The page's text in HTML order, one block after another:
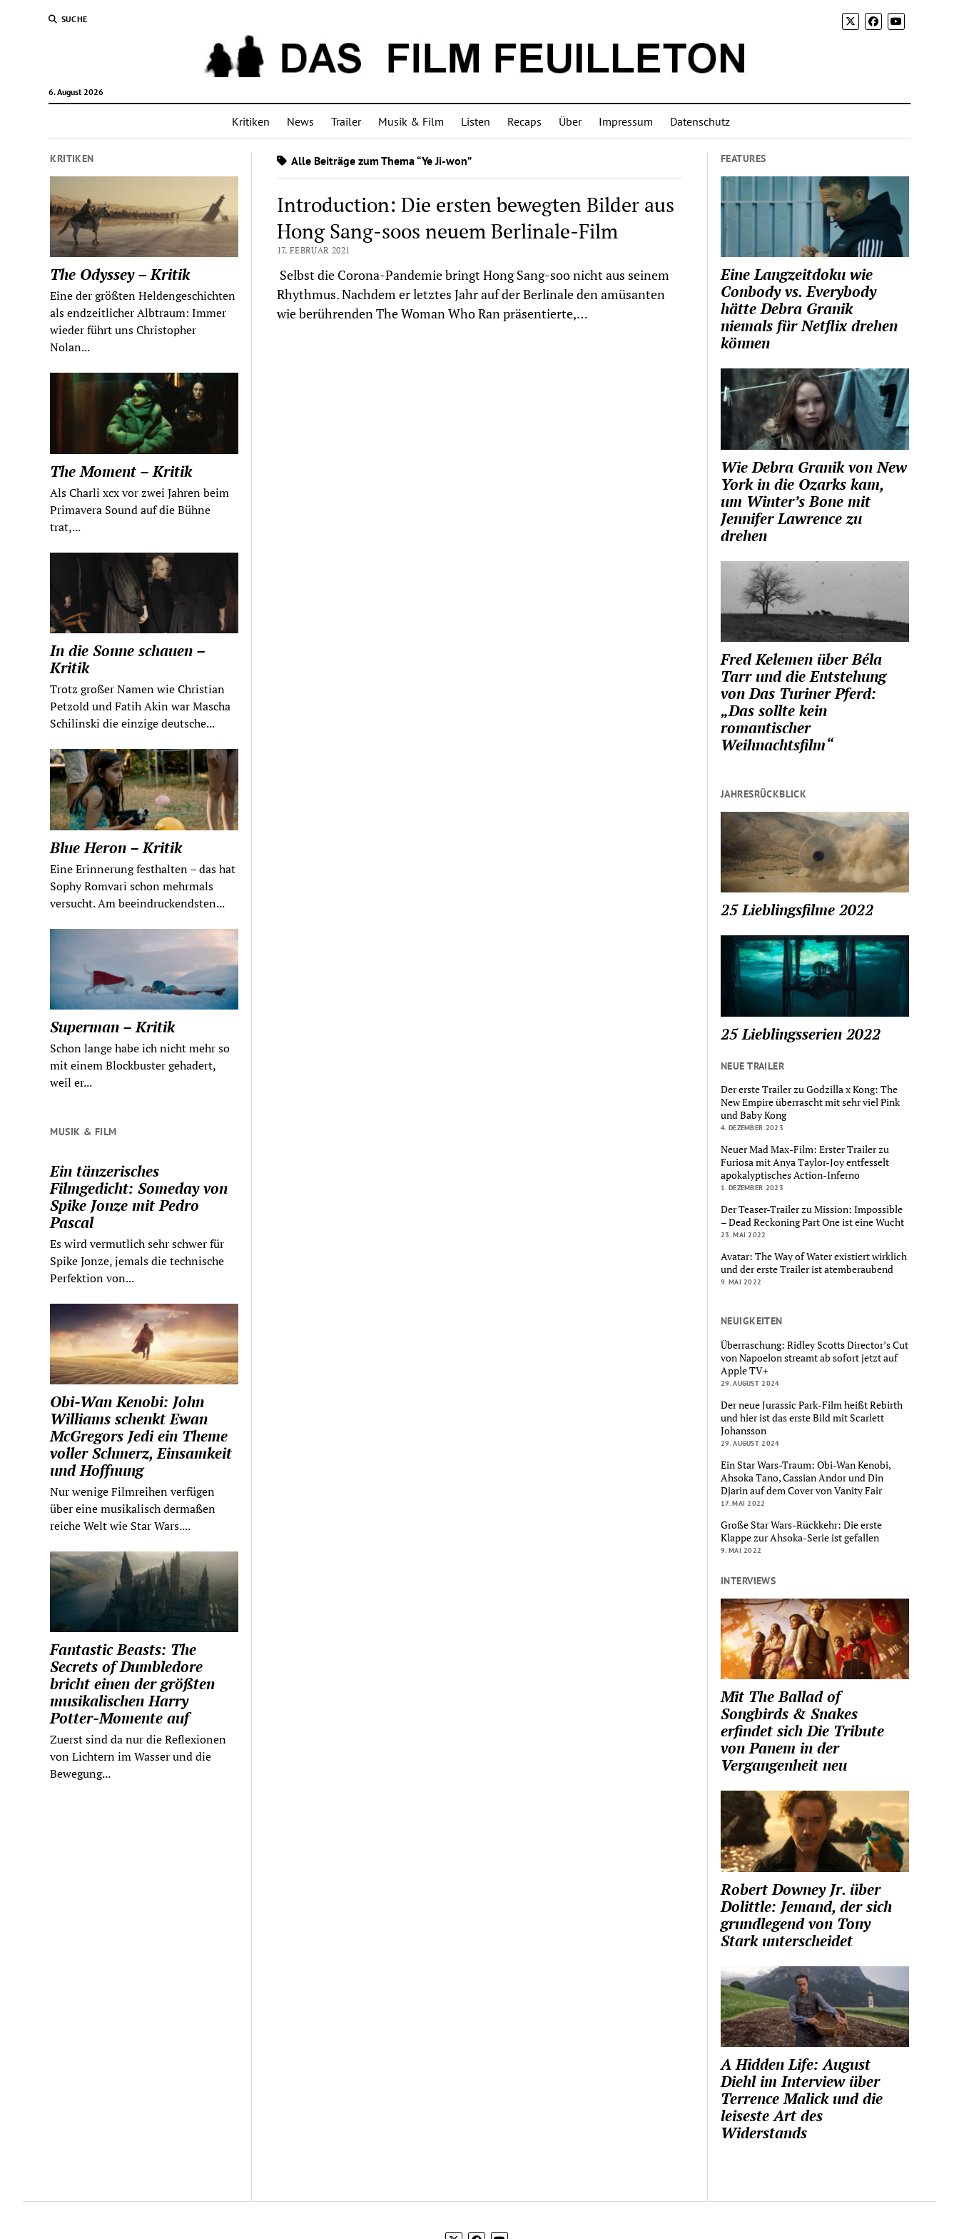
SUCHE
6. August 2026
Kritiken News Trailer Musik & Film Listen Recaps Über Impressum Datenschutz
KRITIKEN
The Odyssey – Kritik
Eine der größten Heldengeschichten
als endzeitlicher Albtraum: Immer
wieder führt uns Christopher
Nolan...
The Moment – Kritik
Als Charli xcx vor zwei Jahren beim
Primavera Sound auf die Bühne
trat,...
In die Sonne schauen –
Kritik
Trotz großer Namen wie Christian
Petzold und Fatih Akin war Mascha
Schilinski die einzige deutsche...
Blue Heron – Kritik
Eine Erinnerung festhalten – das hat
Sophy Romvari schon mehrmals
versucht. Am beeindruckendsten...
Superman – Kritik
Schon lange habe ich nicht mehr so
mit einem Blockbuster gehadert,
weil er...
MUSIK & FILM
Ein tänzerisches
Filmgedicht: Someday von
Spike Jonze mit Pedro
Pascal
Es wird vermutlich sehr schwer für
Spike Jonze, jemals die technische
Perfektion von...
Obi-Wan Kenobi: John
Williams schenkt Ewan
McGregors Jedi ein Theme
voller Schmerz, Einsamkeit
und Hoffnung
Nur wenige Filmreihen verfügen
über eine musikalisch dermaßen
reiche Welt wie Star Wars....
Fantastic Beasts: The
Secrets of Dumbledore
bricht einen der größten
musikalischen Harry
Potter-Momente auf
Zuerst sind da nur die Reflexionen
von Lichtern im Wasser und die
Bewegung...
Alle Beiträge zum Thema “Ye Ji-won”
Introduction: Die ersten bewegten Bilder aus
Hong Sang-soos neuem Berlinale-Film
17. FEBRUAR 2021
Selbst die Corona-Pandemie bringt Hong Sang-soo nicht aus seinem
Rhythmus. Nachdem er letztes Jahr auf der Berlinale den amüsanten
wie berührenden The Woman Who Ran präsentierte,…
FEATURES
Eine Langzeitdoku wie
Conbody vs. Everybody
hätte Debra Granik
niemals für Netflix drehen
können
Wie Debra Granik von New
York in die Ozarks kam,
um Winter’s Bone mit
Jennifer Lawrence zu
drehen
Fred Kelemen über Béla
Tarr und die Entstehung
von Das Turiner Pferd:
„Das sollte kein
romantischer
Weihnachtsfilm“
JAHRESRÜCKBLICK
25 Lieblingsfilme 2022
25 Lieblingsserien 2022
NEUE TRAILER
Der erste Trailer zu Godzilla x Kong: The
New Empire überrascht mit sehr viel Pink
und Baby Kong
4. DEZEMBER 2023
Neuer Mad Max-Film: Erster Trailer zu
Furiosa mit Anya Taylor-Joy entfesselt
apokalyptisches Action-Inferno
1. DEZEMBER 2023
Der Teaser-Trailer zu Mission: Impossible
– Dead Reckoning Part One ist eine Wucht
23. MAI 2022
Avatar: The Way of Water existiert wirklich
und der erste Trailer ist atemberaubend
9. MAI 2022
NEUIGKEITEN
Überraschung: Ridley Scotts Director’s Cut
von Napoelon streamt ab sofort jetzt auf
Apple TV+
29. AUGUST 2024
Der neue Jurassic Park-Film heißt Rebirth
und hier ist das erste Bild mit Scarlett
Johansson
29. AUGUST 2024
Ein Star Wars-Traum: Obi-Wan Kenobi,
Ahsoka Tano, Cassian Andor und Din
Djarin auf dem Cover von Vanity Fair
17. MAI 2022
Große Star Wars-Rückkehr: Die erste
Klappe zur Ahsoka-Serie ist gefallen
9. MAI 2022
INTERVIEWS
Mit The Ballad of
Songbirds & Snakes
erfindet sich Die Tribute
von Panem in der
Vergangenheit neu
Robert Downey Jr. über
Dolittle: Jemand, der sich
grundlegend von Tony
Stark unterscheidet
A Hidden Life: August
Diehl im Interview über
Terrence Malick und die
leiseste Art des
Widerstands